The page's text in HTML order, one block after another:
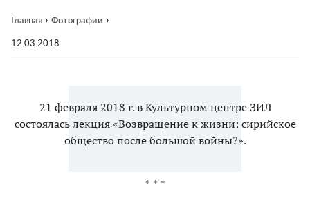
Главная › Фотографии ›
12.03.2018
21 февраля 2018 г. в Культурном центре ЗИЛ
состоялась лекция «Возвращение к жизни: сирийское
общество после большой войны?».
* * *